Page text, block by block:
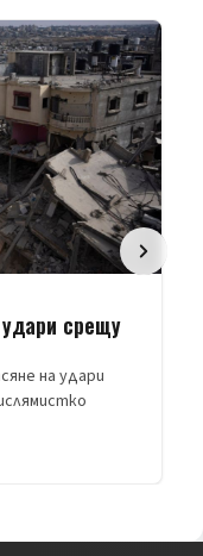
срещу
на удари